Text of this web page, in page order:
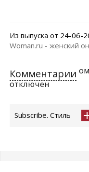
Из выпуска от 24-06-
Woman.ru - женский
Комментарии
отключен
Subscribe. Стиль